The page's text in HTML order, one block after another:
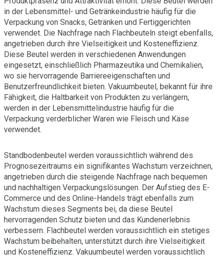
in der Lebensmittel- und Getränkeindustrie häufig für die
Verpackung von Snacks, Getränken und Fertiggerichten
verwendet. Die Nachfrage nach Flachbeuteln steigt ebenfalls,
angetrieben durch ihre Vielseitigkeit und Kosteneffizienz.
Diese Beutel werden in verschiedenen Anwendungen
eingesetzt, einschließlich Pharmazeutika und Chemikalien,
wo sie hervorragende Barriereeigenschaften und
Benutzerfreundlichkeit bieten. Vakuumbeutel, bekannt für ihre
Fähigkeit, die Haltbarkeit von Produkten zu verlängern,
werden in der Lebensmittelindustrie häufig für die
Verpackung verderblicher Waren wie Fleisch und Käse
verwendet.
Standbodenbeutel werden voraussichtlich während des
Prognosezeitraums ein signifikantes Wachstum verzeichnen,
angetrieben durch die steigende Nachfrage nach bequemen
und nachhaltigen Verpackungslösungen. Der Aufstieg des E-
Commerce und des Online-Handels trägt ebenfalls zum
Wachstum dieses Segments bei, da diese Beutel
hervorragenden Schutz bieten und das Kundenerlebnis
verbessern. Flachbeutel werden voraussichtlich ein stetiges
Wachstum beibehalten, unterstützt durch ihre Vielseitigkeit
und Kosteneffizienz. Vakuumbeutel werden voraussichtlich